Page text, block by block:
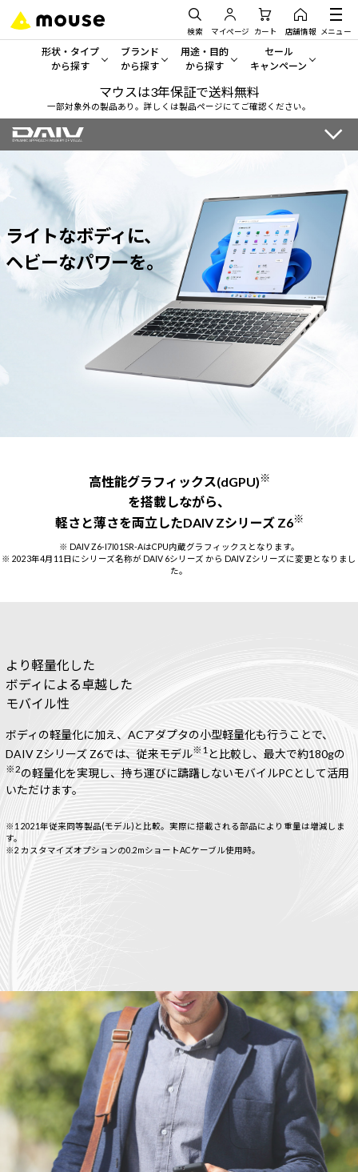
検索 マイページ カート 店舗情報 メニュー
形状・タイプ
から探す
形状・タイプから探す をすべてみる
デスクトップPC
タブレット
サーバー
ワークステーション
Windows 11| Copilot+ PC
ブランド
から探す
mouse
MousePro
iiyama
Windows 11|Copilot+ PC
用途・目的
から探す
一般向けパソコン
ゲーミングPC・ゲーム向けパソコン
ビジネス向けパソコン
学習向けパソコン
スペック/パーツ別
AIおすすめパソコン
Windows 11 Copilot+ PC
セール
キャンペーン
セール・キャンペー
期間限定セール
人気モデルが期間限定・お
アウトレットパソコン
すべて新品の旧モデル製品
おすすめ目玉パソコン
今イチオシのパソコンをピ
Windows 11|Copilot+ PC
マウスは3年保証で送料無料
一部対象外の製品あり。詳しくは製品ページにてご確認ください。
ライトなボディに、
ヘビーなパワーを。
高性能グラフィックス(dGPU)※
を搭載しながら、
軽さと薄さを両立したDAIV Zシリーズ Z6※
※ DAIV Z6-I7I01SR-AはCPU内蔵グラフィックスとなります。
※ 2023年4月11日にシリーズ名称が DAIV 6シリーズ から DAIV Zシリーズに変更となりまし
た。
より軽量化した
ボディによる卓越した
モバイル性
ボディの軽量化に加え、ACアダプタの小型軽量化も行うことで、
DAIV Zシリーズ Z6では、従来モデル※1 と比較し、最大で約180gの
※2の軽量化を実現し、持ち運びに躊躇しないモバイルPCとして活用
いただけます。
※1 2021年従来同等製品(モデル)と比較。実際に搭載される部品により重量は増減しま
す。
※2 カスタマイズオプションの0.2mショートACケーブル使用時。